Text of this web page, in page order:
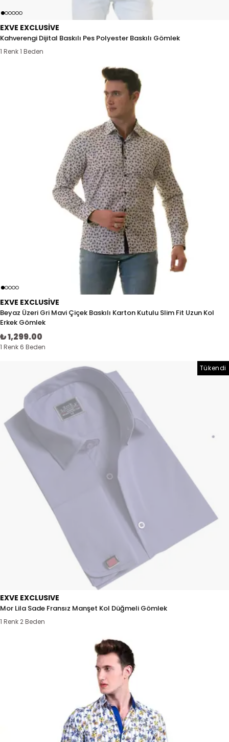
EXVE EXCLUSIVE
Kahverengi Dijital Baskılı Pes Polyester Baskılı Gömlek
1 Renk 1 Beden
EXVE EXCLUSIVE
Beyaz Üzeri Gri Mavi Çiçek Baskılı Karton Kutulu Slim Fit Uzun Kol
Erkek Gömlek
₺ 1,299.00
1 Renk 6 Beden
Tükendi
EXVE EXCLUSIVE
Mor Lila Sade Fransız Manşet Kol Düğmeli Gömlek
1 Renk 2 Beden